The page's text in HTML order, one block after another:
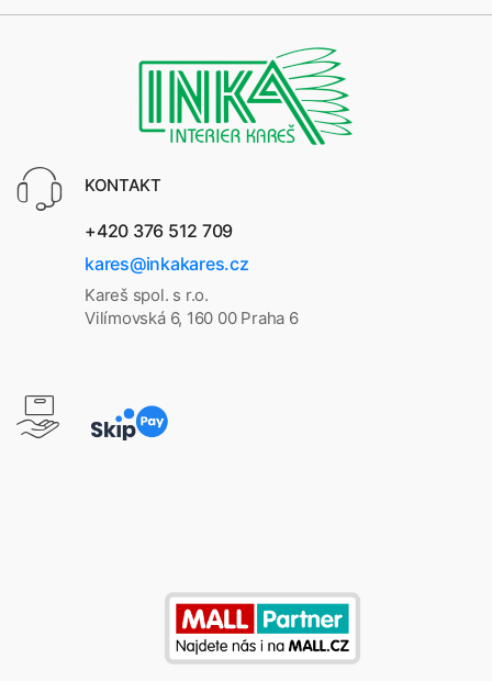
KONTAKT
+420 376 512 709
kares@inkakares.cz
Kareš spol. s r.o.
Vilímovská 6, 160 00 Praha 6